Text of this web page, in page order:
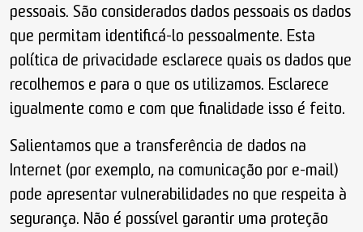
pessoais. São considerados dados pessoais os dados
que permitam identificá-lo pessoalmente. Esta
política de privacidade esclarece quais os dados que
recolhemos e para o que os utilizamos. Esclarece
igualmente como e com que finalidade isso é feito.
Salientamos que a transferência de dados na
Internet (por exemplo, na comunicação por e-mail)
pode apresentar vulnerabilidades no que respeita à
segurança. Não é possível garantir uma proteção